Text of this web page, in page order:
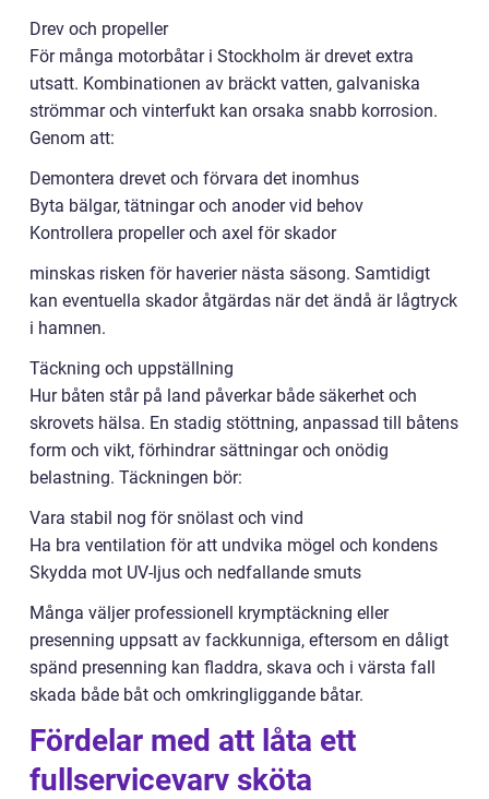
Drev och propeller
För många motorbåtar i Stockholm är drevet extra
utsatt. Kombinationen av bräckt vatten, galvaniska
strömmar och vinterfukt kan orsaka snabb korrosion.
Genom att:
Demontera drevet och förvara det inomhus
Byta bälgar, tätningar och anoder vid behov
Kontrollera propeller och axel för skador
minskas risken för haverier nästa säsong. Samtidigt
kan eventuella skador åtgärdas när det ändå är lågtryck
i hamnen.
Täckning och uppställning
Hur båten står på land påverkar både säkerhet och
skrovets hälsa. En stadig stöttning, anpassad till båtens
form och vikt, förhindrar sättningar och onödig
belastning. Täckningen bör:
Vara stabil nog för snölast och vind
Ha bra ventilation för att undvika mögel och kondens
Skydda mot UV-ljus och nedfallande smuts
Många väljer professionell krymptäckning eller
presenning uppsatt av fackkunniga, eftersom en dåligt
spänd presenning kan fladdra, skava och i värsta fall
skada både båt och omkringliggande båtar.
Fördelar med att låta ett
fullservicevarv sköta